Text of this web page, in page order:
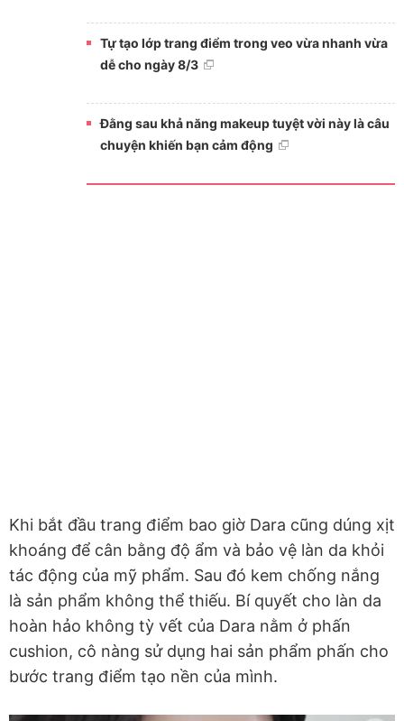
Tự tạo lớp trang điểm trong veo vừa nhanh vừa
dễ cho ngày 8/3
Đằng sau khả năng makeup tuyệt vời này là câu
chuyện khiến bạn cảm động
Khi bắt đầu trang điểm bao giờ Dara cũng dúng xịt
khoáng để cân bằng độ ẩm và bảo vệ làn da khỏi
tác động của mỹ phẩm. Sau đó kem chống nắng
là sản phẩm không thể thiếu. Bí quyết cho làn da
hoàn hảo không tỳ vết của Dara nằm ở phấn
cushion, cô nàng sử dụng hai sản phẩm phấn cho
bước trang điểm tạo nền của mình.